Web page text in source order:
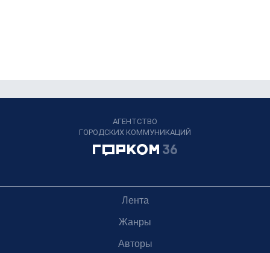
АГЕНТСТВО
ГОРОДСКИХ КОММУНИКАЦИЙ
Лента
Жанры
Авторы